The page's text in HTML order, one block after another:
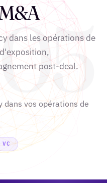
dans les opérations de
post-deal.
dans vos opérations de
VC